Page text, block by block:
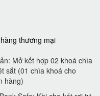
Mở kết hợp 02 khoá chìa
sắt (01 chìa khoá cho
hàng)